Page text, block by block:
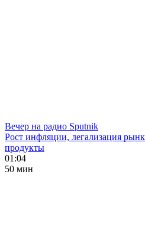
Вечер на радио Sputnik
Рост инфляции, легализация
продукты
01:04
50 мин